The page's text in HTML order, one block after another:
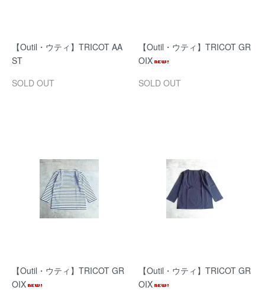
【Outil・ウティ】TRICOT AA
ST
SOLD OUT
【Outil・ウティ】TRICOT GR
OIX
SOLD OUT
【Outil・ウティ】TRICOT GR
OIX
【Outil・ウティ】TRICOT GR
OIX